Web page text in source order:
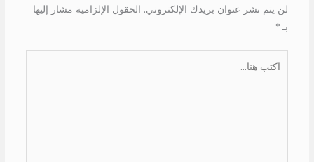
لن يتم نشر عنوان بريدك الإلكتروني. الحقول الإلزامية مشار إليها
بـ *